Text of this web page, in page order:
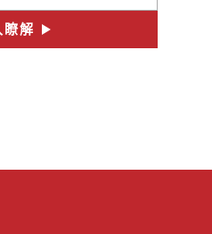
與森林生態的重要
重自然的觀念。
永續體驗
驗
瞭解